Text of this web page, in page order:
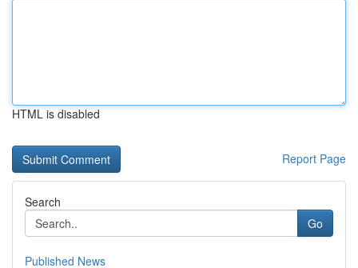
HTML is disabled
Report Page
Search
Go
Published News